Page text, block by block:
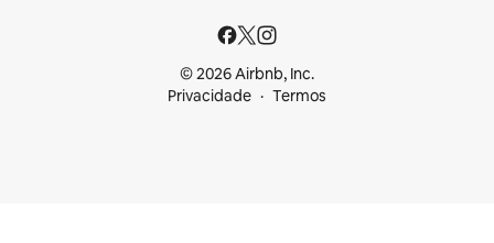
© 2026 Airbnb, Inc.
Privacidade
Termos